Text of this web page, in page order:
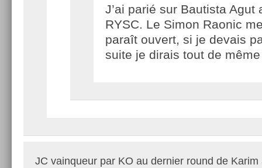
J’ai parié sur Bautista Agut
RYSC. Le Simon Raonic
paraît ouvert, si je devais
suite je dirais tout de
JC vainqueur par KO au dernier round de Karim